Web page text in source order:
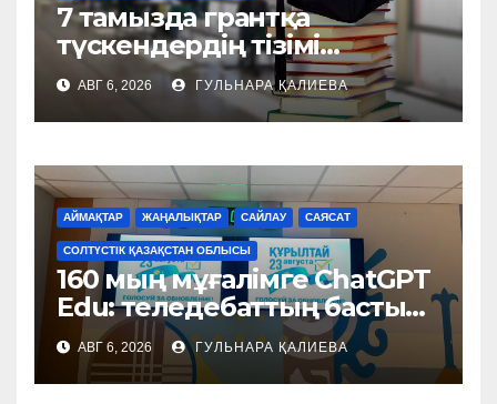
7 тамызда грантқа
түскендердің тізімі
жарияланады
АВГ 6, 2026 ГУЛЬНАРА ҚАЛИЕВА
АЙМАҚТАР ЖАҢАЛЫҚТАР САЙЛАУ САЯСАТ
СОЛТҮСТІК ҚАЗАҚСТАН ОБЛЫСЫ
160 мың мұғалімге ChatGPT
Edu: теледебаттың басты
тақырыбы – білім мен
жасанды интеллект
АВГ 6, 2026 ГУЛЬНАРА ҚАЛИЕВА